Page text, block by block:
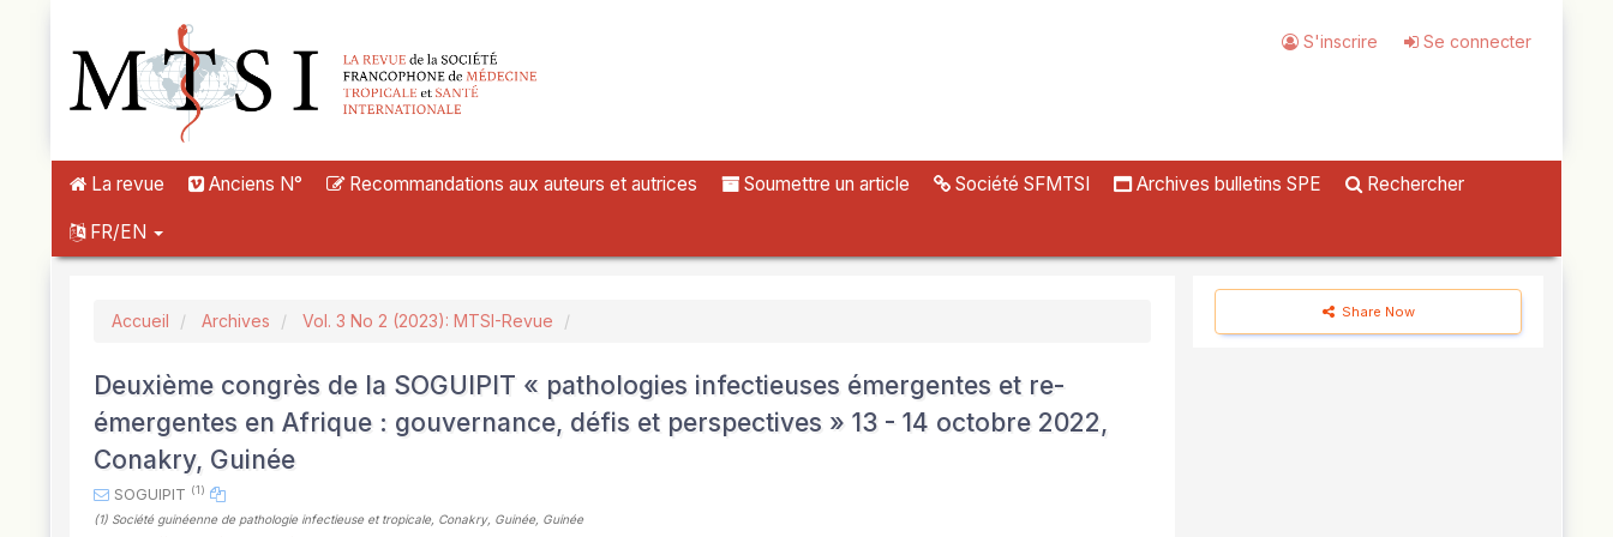
##plugins.themes.novelty.accessible_menu.main_navigation##
##plugins.themes.novelty.accessible_menu.main_content##
##plugins.themes.novelty.accessible_menu.sidebar##
S'inscrire Se connecter
La revue Anciens N° Recommandations aux auteurs et autrices Soumettre un article Société SFMTSI Archives bulletins SPE Rechercher
FR/EN
Accueil Archives Vol. 3 No 2 (2023): MTSI-Revue
Deuxième congrès de la SOGUIPIT « pathologies infectieuses émergentes et re-
émergentes en Afrique : gouvernance, défis et perspectives » 13 - 14 octobre 2022,
Conakry, Guinée
SOGUIPIT (1)
(1) Société guinéenne de pathologie infectieuse et tropicale, Conakry, Guinée, Guinée
Share Now